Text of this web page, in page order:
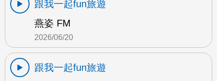
跟我一起fun旅遊
燕姿 FM
2026/06/20
跟我一起fun旅遊